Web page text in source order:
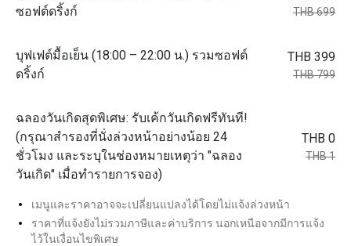
ซอฟต์ดริ้งก์​
THB 699
บุฟเฟต์มื้อเย็น (18:00 – 22:00 น.) รวมซอฟต์
ดริ้งก์​
THB 399
THB 799
ฉลองวันเกิดสุดพิเศษ: รับเค้กวันเกิดฟรีทันที!
(กรุณาสำรองที่นั่งล่วงหน้าอย่างน้อย 24
ชั่วโมง และระบุในช่องหมายเหตุว่า "ฉลอง
วันเกิด" เมื่อทำรายการจอง)
THB 0
THB 1
เมนูและราคาอาจจะเปลี่ยนแปลงได้โดยไม่แจ้งล่วงหน้า
ราคาที่แจ้งยังไม่รวมภาษีและค่าบริการ นอกเหนือจากมีการแจ้ง
ไว้ในเงื่อนไขพิเศษ